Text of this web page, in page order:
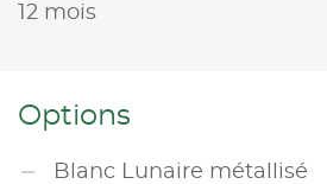
12 mois
Options
Blanc Lunaire métallisé